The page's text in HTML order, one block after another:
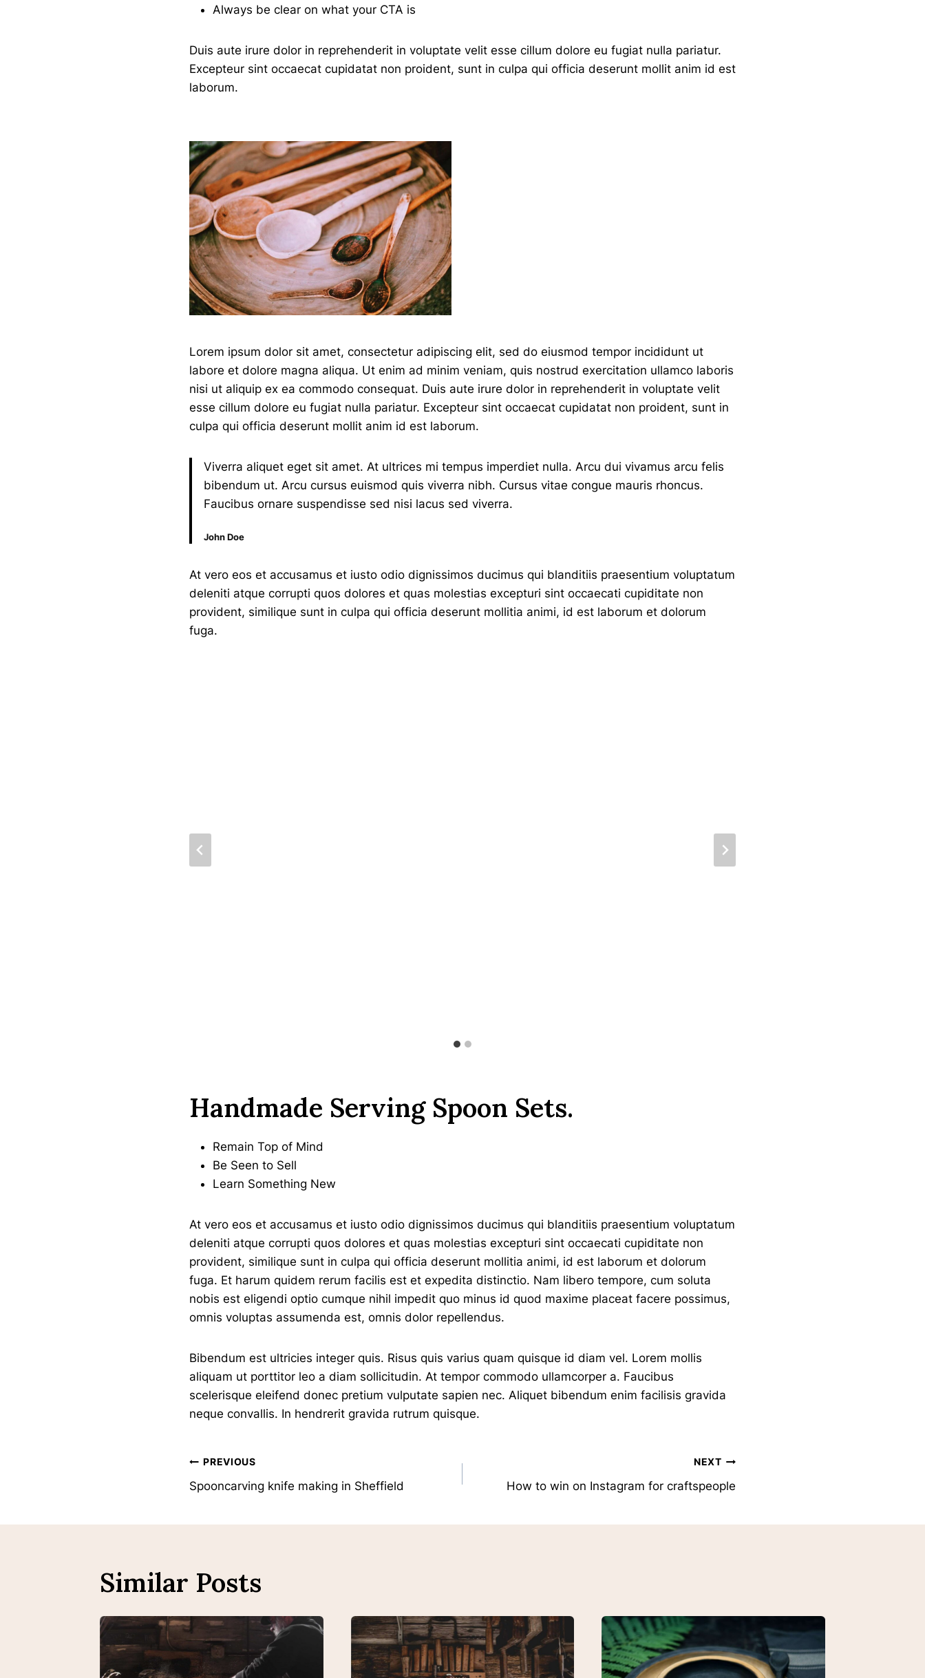
Always be clear on what your CTA is
Duis aute irure dolor in reprehenderit in voluptate velit esse cillum dolore eu fugiat nulla pariatur.
Excepteur sint occaecat cupidatat non proident, sunt in culpa qui officia deserunt mollit anim id est
laborum.
Lorem ipsum dolor sit amet, consectetur adipiscing elit, sed do eiusmod tempor incididunt ut
labore et dolore magna aliqua. Ut enim ad minim veniam, quis nostrud exercitation ullamco laboris
nisi ut aliquip ex ea commodo consequat. Duis aute irure dolor in reprehenderit in voluptate velit
esse cillum dolore eu fugiat nulla pariatur. Excepteur sint occaecat cupidatat non proident, sunt in
culpa qui officia deserunt mollit anim id est laborum.
Viverra aliquet eget sit amet. At ultrices mi tempus imperdiet nulla. Arcu dui vivamus arcu felis
bibendum ut. Arcu cursus euismod quis viverra nibh. Cursus vitae congue mauris rhoncus.
Faucibus ornare suspendisse sed nisi lacus sed viverra.
John Doe
At vero eos et accusamus et iusto odio dignissimos ducimus qui blanditiis praesentium voluptatum
deleniti atque corrupti quos dolores et quas molestias excepturi sint occaecati cupiditate non
provident, similique sunt in culpa qui officia deserunt mollitia animi, id est laborum et dolorum
fuga.
Handmade Serving Spoon Sets.
Remain Top of Mind
Be Seen to Sell
Learn Something New
At vero eos et accusamus et iusto odio dignissimos ducimus qui blanditiis praesentium voluptatum
deleniti atque corrupti quos dolores et quas molestias excepturi sint occaecati cupiditate non
provident, similique sunt in culpa qui officia deserunt mollitia animi, id est laborum et dolorum
fuga. Et harum quidem rerum facilis est et expedita distinctio. Nam libero tempore, cum soluta
nobis est eligendi optio cumque nihil impedit quo minus id quod maxime placeat facere possimus,
omnis voluptas assumenda est, omnis dolor repellendus.
Bibendum est ultricies integer quis. Risus quis varius quam quisque id diam vel. Lorem mollis
aliquam ut porttitor leo a diam sollicitudin. At tempor commodo ullamcorper a. Faucibus
scelerisque eleifend donec pretium vulputate sapien nec. Aliquet bibendum enim facilisis gravida
neque convallis. In hendrerit gravida rutrum quisque.
Navigation
De
L’article
PREVIOUS
Spooncarving knife making in Sheffield
NEXT
How to win on Instagram for craftspeople
Similar Posts